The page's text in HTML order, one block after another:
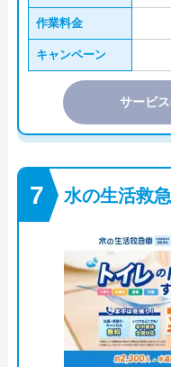
作業料金
キャンペーン
サービ
水の生活救